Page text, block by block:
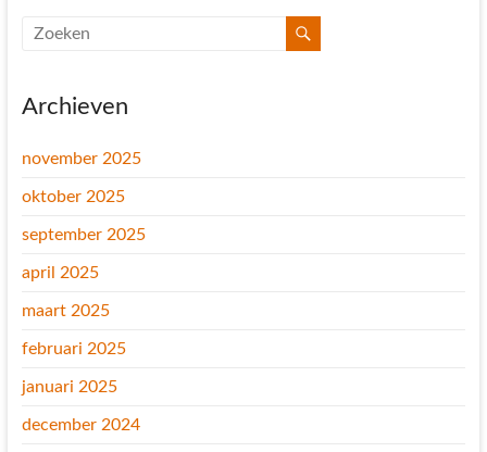
Archieven
november 2025
oktober 2025
september 2025
april 2025
maart 2025
februari 2025
januari 2025
december 2024